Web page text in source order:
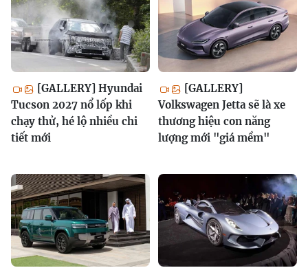
[GALLERY] Hyundai
Tucson 2027 nổ lốp khi
chạy thử, hé lộ nhiều chi
tiết mới
[GALLERY]
Volkswagen Jetta sẽ là xe
thương hiệu con năng
lượng mới "giá mềm"